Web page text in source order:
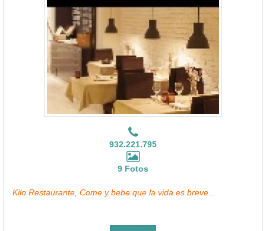
932.221.795
9 Fotos
Kilo Restaurante, Come y bebe que la vida es breve...